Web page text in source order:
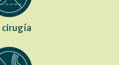
cirugía